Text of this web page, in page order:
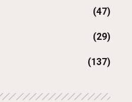
(47)
(29)
(137)